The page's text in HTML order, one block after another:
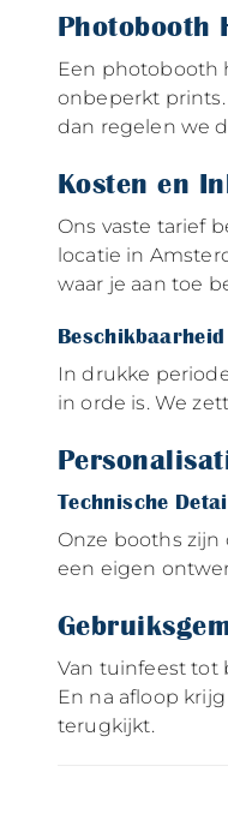
Photobooth
Een photobooth
onbeperkt prints.
dan regelen we
Kosten en
Ons vaste tarief
locatie in
waar je aan toe
In drukke
in orde is. We
Technische
Onze booths zijn
een eigen
Van tuinfeest tot
En na afloop
terugkijkt.